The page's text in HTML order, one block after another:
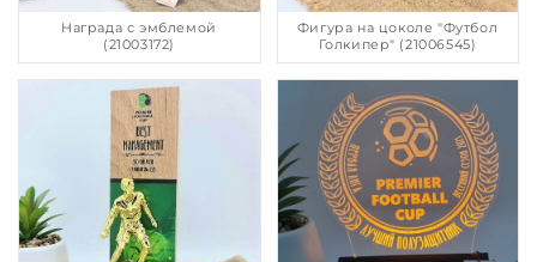
Награда с эмблемой
(21003172)
Фигура на цоколе "Футбол
Голкипер" (21006545)